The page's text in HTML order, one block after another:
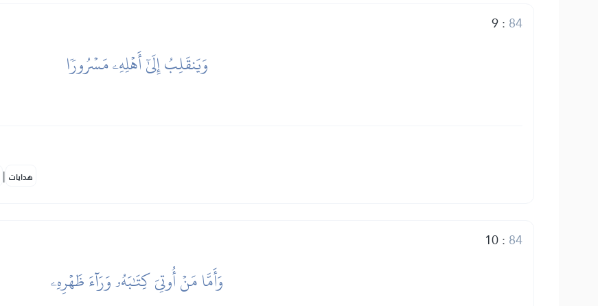
9: 84
وَيَنقَلِبُ إِلَىٰٓ أَهۡلِهِۦ مَسۡرُورٗا
| هدايات
10: 84
وَأَمَّا مَنۡ أُوتِيَ كِتَٰبَهُۥ وَرَآءَ ظَهۡرِهِۦ